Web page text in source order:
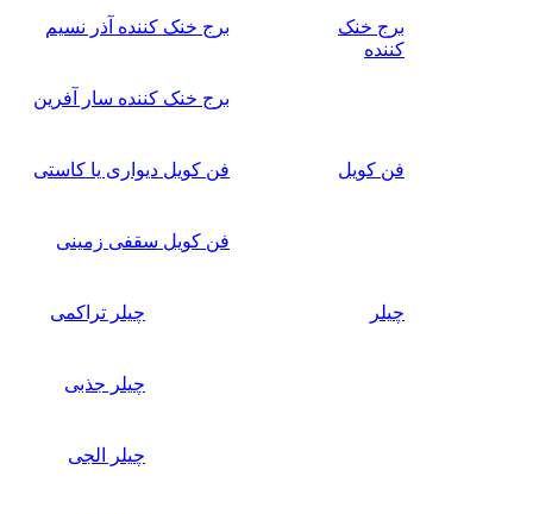
برج خنک
کننده
برج خنک کننده آذر نسیم
برج خنک کننده سار آفرین
فن کویل فن کویل دیواری یا کاستی
فن کویل سقفی زمینی
چیلر چیلر تراکمی
چیلر جذبی
چیلر الجی